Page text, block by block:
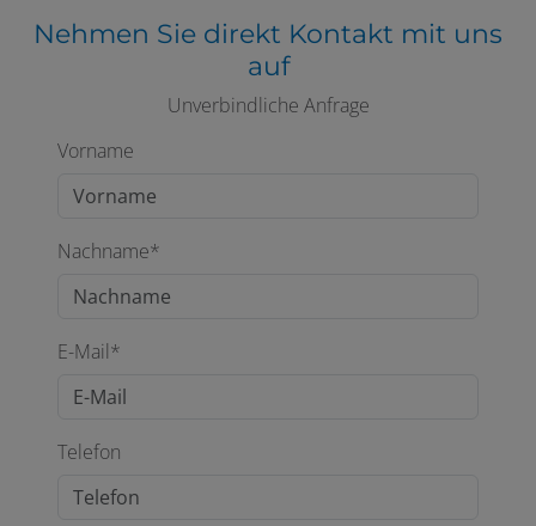
Nehmen Sie direkt Kontakt mit uns
auf
Unverbindliche Anfrage
Vorname
Nachname*
E-Mail*
Telefon